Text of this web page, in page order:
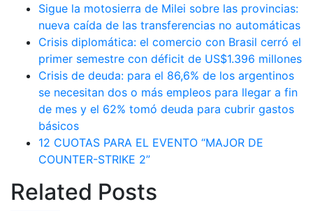
Sigue la motosierra de Milei sobre las provincias:
nueva caída de las transferencias no automáticas
Crisis diplomática: el comercio con Brasil cerró el
primer semestre con déficit de US$1.396 millones
Crisis de deuda: para el 86,6% de los argentinos
se necesitan dos o más empleos para llegar a fin
de mes y el 62% tomó deuda para cubrir gastos
básicos
12 CUOTAS PARA EL EVENTO “MAJOR DE
COUNTER-STRIKE 2”
Related Posts